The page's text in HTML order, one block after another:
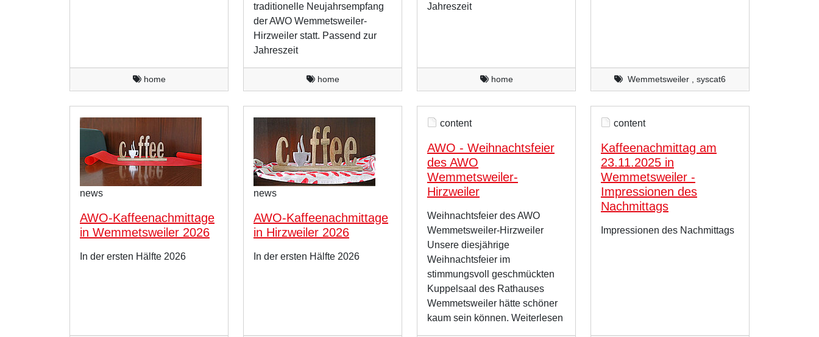
home
traditionelle Neujahrsempfang
der AWO Wemmetsweiler-
Hirzweiler statt. Passend zur
Jahreszeit
home
Jahreszeit
home Wemmetsweiler , syscat6
news
AWO-Kaffeenachmittage
in Wemmetsweiler 2026
In der ersten Hälfte 2026
news
AWO-Kaffeenachmittage
in Hirzweiler 2026
In der ersten Hälfte 2026
content
AWO - Weihnachtsfeier
des AWO
Wemmetsweiler-
Hirzweiler
Weihnachtsfeier des AWO
Wemmetsweiler-Hirzweiler
Unsere diesjährige
Weihnachtsfeier im
stimmungsvoll geschmückten
Kuppelsaal des Rathauses
Wemmetsweiler hätte schöner
kaum sein können. Weiterlesen
content
Kaffeenachmittag am
23.11.2025 in
Wemmetsweiler -
Impressionen des
Nachmittags
Impressionen des Nachmittags